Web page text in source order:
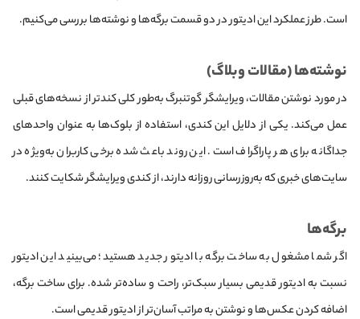
است. طرز عملکرد این ادیتور در دو قسمت برگه‌ها و نوشته‌ها بررسی می‌کنیم.
نوشته‌ها (مقالات وبلاگ)
در مورد نوشتن مقالات، ویرایشگر گوتنبرگ به‌طور کلی کندتر از نسخه‌های قبلی
عمل می‌کند. یکی از دلایل این کندی، استفاده از بلوک‌ها به عنوان واحدهای
جداگانه برای هر پاراگراف است. این روند باعث شده برخی کاربران به‌ویژه در
سایت‌های خبری که به‌روزرسانی روزانه دارند، از کندی ویرایشگر شکایت کنند.
برگه‌ها
اگر شما مشغول به ساخت برگه با ادیتور جدید هستید؛ می‌بینید این ادیتور
نسبت به ادیتور قدیمی بسیار سبک‌تر، راحت و ساده‌تر شده. برای ساخت برگه،
اضافه کردن عکس‌ها و نوشتن به مراتب آسان‌تر از ادیتور قدیمی است.